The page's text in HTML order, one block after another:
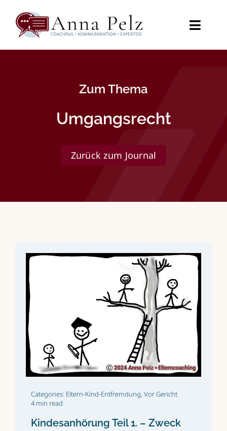
Inhalt
springen
Toggle
Kontakt
Zum Thema
Umgangsrecht
Zurück zum Journal
Categories: Eltern-Kind-Entfremdung,Vor Gericht
4 min read
Kindesanhörung Teil 1. – Zweck